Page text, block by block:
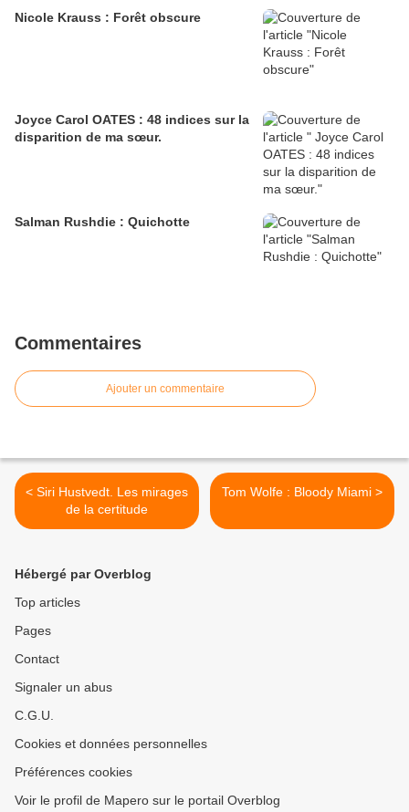
Nicole Krauss : Forêt obscure
Joyce Carol OATES : 48 indices sur la
disparition de ma sœur.
Salman Rushdie : Quichotte
Commentaires
Ajouter un commentaire
< Siri Hustvedt. Les mirages
de la certitude
Tom Wolfe : Bloody Miami >
Hébergé par Overblog
Top articles
Pages
Contact
Signaler un abus
C.G.U.
Cookies et données personnelles
Préférences cookies
Voir le profil de Mapero sur le portail Overblog